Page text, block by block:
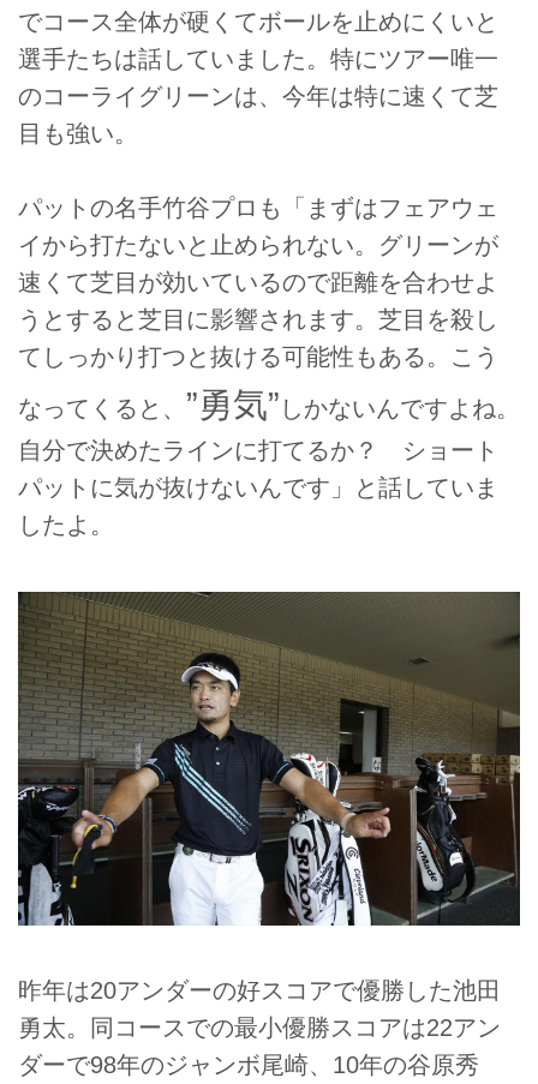
でコース全体が硬くてボールを止めにくいと
選手たちは話していました。特にツアー唯一
のコーライグリーンは、今年は特に速くて芝
目も強い。
パットの名手竹谷プロも「まずはフェアウェ
イから打たないと止められない。グリーンが
速くて芝目が効いているので距離を合わせよ
うとすると芝目に影響されます。芝目を殺し
てしっかり打つと抜ける可能性もある。こう
なってくると、 ”勇気” しかないんですよね。
自分で決めたラインに打てるか？ ショート
パットに気が抜けないんです」と話していま
したよ。
昨年は20アンダーの好スコアで優勝した池田
勇太。同コースでの最小優勝スコアは22アン
ダーで98年のジャンボ尾崎、10年の谷原秀